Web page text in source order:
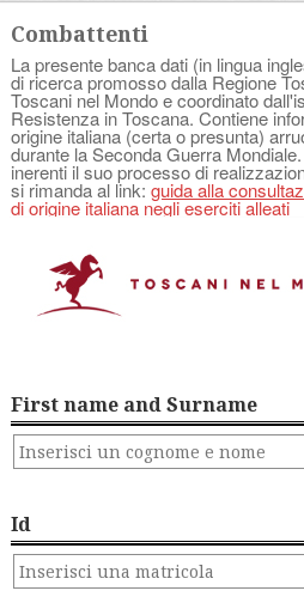
Combattenti
La presente banca dati (in lingua
di ricerca promosso dalla Regione
Toscani nel Mondo e coordinato
Resistenza in Toscana. Contiene
origine italiana (certa o presunta)
durante la Seconda Guerra
inerenti il suo processo di
si rimanda al link: guida alla
di origine italiana negli eserciti alleati
First name and Surname
Id